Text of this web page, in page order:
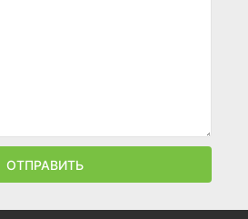
ОТПРАВИТЬ